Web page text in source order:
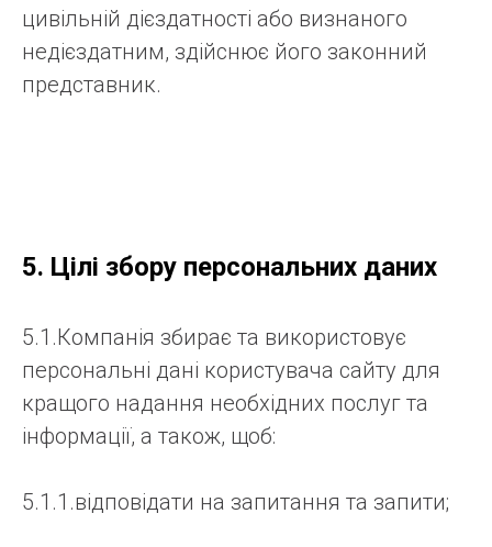
цивільній дієздатності або визнаного
недієздатним, здійснює його законний
представник.
5. Цілі збору персональних даних
5.1.Компанія збирає та використовує
персональні дані користувача сайту для
кращого надання необхідних послуг та
інформації, а також, щоб:
5.1.1.відповідати на запитання та запити;